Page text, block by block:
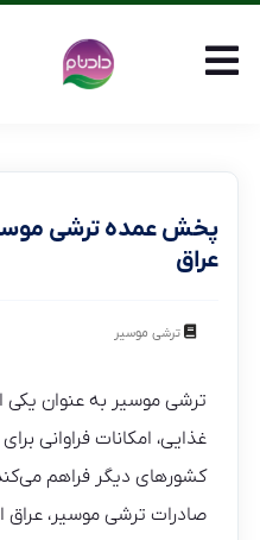
پخش عمده ترشی
عراق
ترشی موسیر
ترشی موسیر به عنوان
غذایی، امکانات فراوانی
کشورهای دیگر فراهم
صادرات ترشی موسیر، عراق